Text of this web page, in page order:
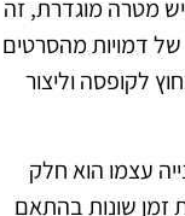
מטרה מוגדרת, זה
של דמויות מהסרטים
לקופסה וליצור
עצמו הוא חלק
זמן שונות בהתאם